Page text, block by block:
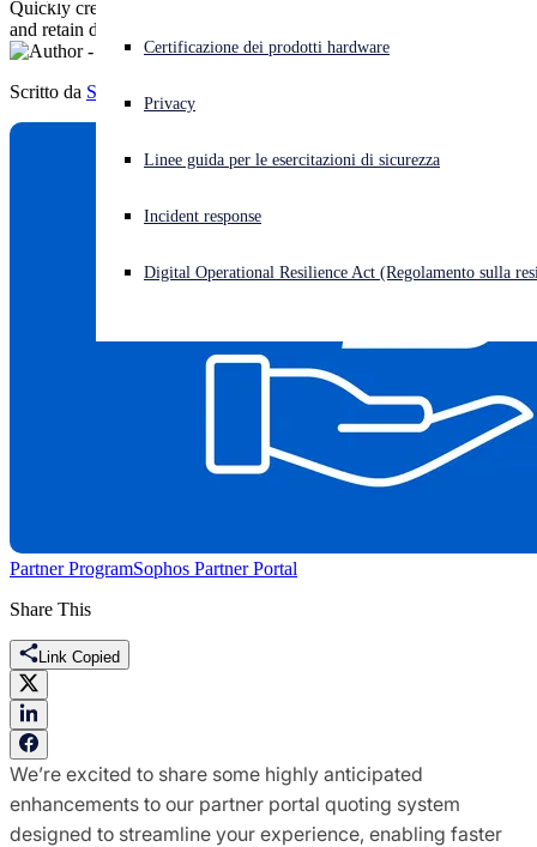
Cyberattacco in corso? Ottieni assistenza immediata
Open language switcher
Certificazione dei prodotti hardware
Privacy
Linee guida per le esercitazioni di sicurezza
Incident response
Digital Operational Resilience Act (Regolamento sulla
Quickly create multiple quote versions, compare distributor pricing,
and retain discounts with ease.
Scritto da Sophos
Partner ProgramSophos Partner Portal
Share This
Link Copied
We’re excited to share some highly anticipated
enhancements to our partner portal quoting system
designed to streamline your experience, enabling faster